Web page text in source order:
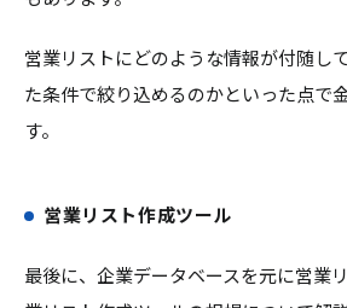
営業リストにどのような情報が付随し
た条件で絞り込めるのかといった点で
す。
営業リスト作成ツール
最後に、企業データベースを元に営業